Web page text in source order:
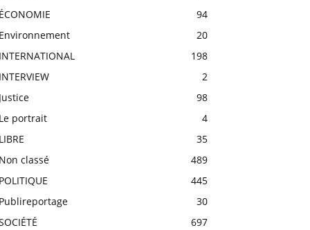
ÉCONOMIE
94
Environnement
20
INTERNATIONAL
198
INTERVIEW
2
Justice
98
Le portrait
4
LIBRE
35
Non classé
489
POLITIQUE
445
Publireportage
30
697